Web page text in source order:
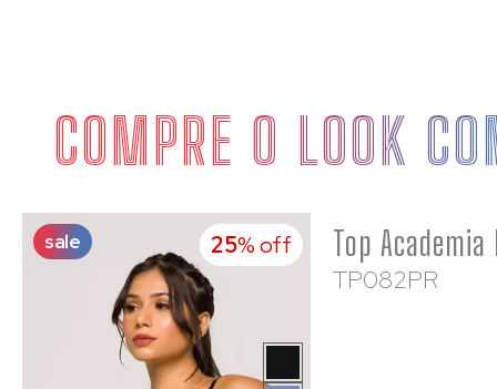
COMPRE O LOOK
sale 25% off
TP082PR